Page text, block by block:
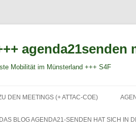
agenda21senden
Mobilität im Münsterland +++ S4F
DEN MEETINGS (+ ATTAC-COE)
DAS BLOG AGENDA21-SENDEN HAT SICH IN